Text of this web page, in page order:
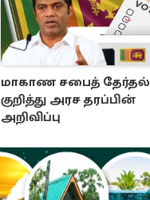
மாகாண சபைத் தேர்தல்
குறித்து அரச தரப்பின்
அறிவிப்பு